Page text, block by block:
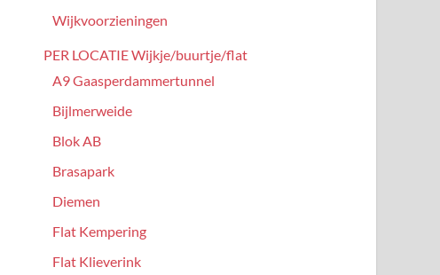
Wijkvoorzieningen
PER LOCATIE Wijkje/buurtje/flat
A9 Gaasperdammertunnel
Bijlmerweide
Blok AB
Brasapark
Diemen
Flat Kempering
Flat Klieverink